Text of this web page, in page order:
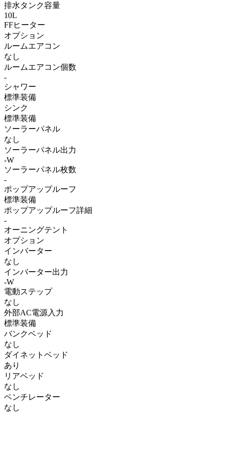
排水タンク容量
10L
FFヒーター
オプション
ルームエアコン
なし
ルームエアコン個数
-
シャワー
標準装備
シンク
標準装備
ソーラーパネル
なし
ソーラーパネル出力
-W
ソーラーパネル枚数
-
ポップアップルーフ
標準装備
ポップアップルーフ詳細
-
オーニングテント
オプション
インバーター
なし
インバーター出力
-W
電動ステップ
なし
外部AC電源入力
標準装備
バンクベッド
なし
ダイネットベッド
あり
リアベッド
なし
ベンチレーター
なし